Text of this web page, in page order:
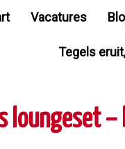
Vacatures
Tegels
loungeset